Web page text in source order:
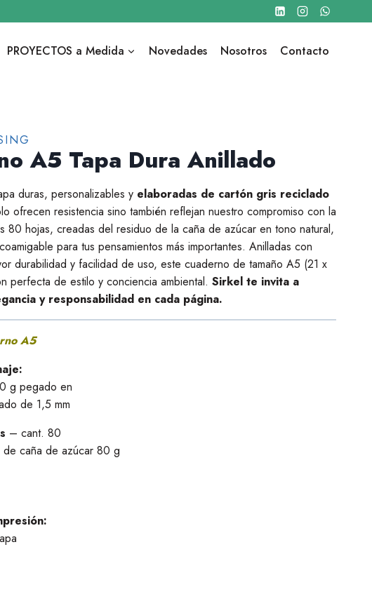
PROYECTOS a Medida Novedades Nosotros Contacto
A5 Tapa Dura Anillado
duras, personalizables y elaboradas de cartón gris reciclado
ofrecen resistencia sino también reflejan nuestro compromiso con la
80 hojas, creadas del residuo de la caña de azúcar en tono natural,
para tus pensamientos más importantes. Anilladas con
durabilidad y facilidad de uso, este cuaderno de tamaño A5 (21 x
perfecta de estilo y conciencia ambiental. Sirkel te invita a
y responsabilidad en cada página.
A5
g pegado en
de 1,5 mm
– cant. 80
caña de azúcar 80 g